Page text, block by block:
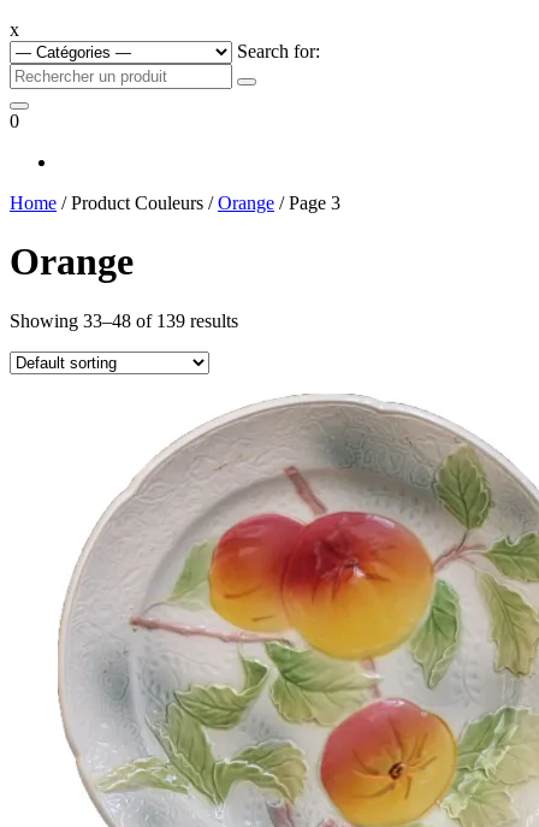
x
Search for:
0
Home / Product Couleurs /Orange / Page 3
Orange
Showing 33–48 of 139 results